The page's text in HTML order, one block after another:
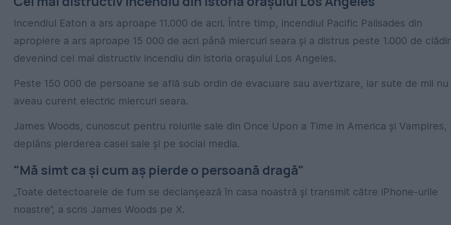
Incendiul Eaton a ars aproape 11.000 de acri. Între timp, incendiul Pacific Palisades din
apropiere a ars aproape 15 000 de acri până miercuri seara și a distrus peste 1.000 de
devenind cel mai distructiv incendiu din istoria orașului Los Angeles.
Peste 150 000 de persoane se află sub ordin de evacuare sau avertizare, iar sute de mii nu
aveau curent electric miercuri seara.
James Woods, cunoscut pentru rolurile sale din Once Upon a Time in America și Vampires,
deplâns pierderea casei sale și pe social media.
"Mă simt ca și cum aș pierde o persoană dragă"
„Toate detectoarele de fum se declanșează în casa noastră și transmit către iPhone-urile
noastre”, a scris James Woods pe X.